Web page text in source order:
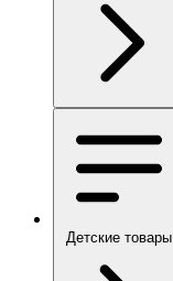
Детские товары